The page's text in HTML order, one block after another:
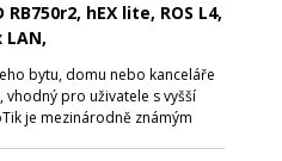
hEX lite, ROS L4,
LAN,
bytu, domu nebo kanceláře
pro uživatele s vyšší
je mezinárodně známým